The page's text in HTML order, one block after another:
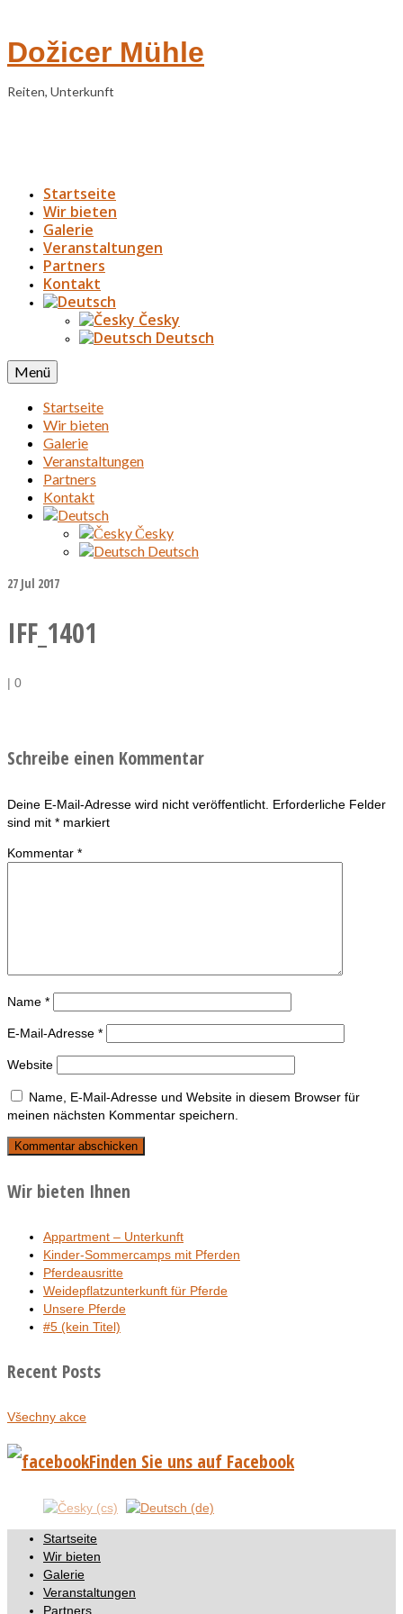
Dožicer Mühle
Reiten, Unterkunft
Startseite
Wir bieten
Galerie
Veranstaltungen
Partners
Kontakt
Česky
Deutsch
Menü
Startseite
Wir bieten
Galerie
Veranstaltungen
Partners
Kontakt
Česky
Deutsch
27 Jul 2017
IFF_1401
| 0
Schreibe einen Kommentar
Deine E-Mail-Adresse wird nicht veröffentlicht. Erforderliche Felder
sind mit * markiert
Kommentar *
Name *
E-Mail-Adresse *
Website
Name, E-Mail-Adresse und Website in diesem Browser für
meinen nächsten Kommentar speichern.
Wir bieten Ihnen
Appartment – Unterkunft
Kinder-Sommercamps mit Pferden
Pferdeausritte
Weidepflatzunterkunft für Pferde
Unsere Pferde
#5 (kein Titel)
Recent Posts
Všechny akce
Finden Sie uns auf Facebook
Startseite
Wir bieten
Galerie
Veranstaltungen
Partners